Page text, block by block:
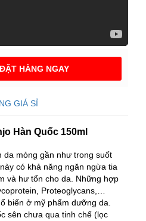
GIÁ SỈ
Hàn Quốc 150ml
mỏng gần như trong suốt
có khả năng ngăn ngừa tia
và hư tổn cho da. Những hợp
Proteoglycans,…
biến ở mỹ phẩm dưỡng da.
sên chưa qua tinh chế (lọc